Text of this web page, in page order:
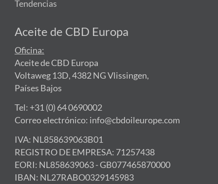
Tendencias
Aceite de CBD Europa
Oficina:
Aceite de CBD Europa
Voltaweg 13D, 4382 NG Vlissingen,
Países Bajos
Tel: +31 (0) 64 0690002
Correo electrónico: info@cbdoileurope.com
IVA: NL858639063B01
REGISTRO DE EMPRESA: 71257438
EORI: NL858639063 - GB077465870000
IBAN: NL27RABO0329145983